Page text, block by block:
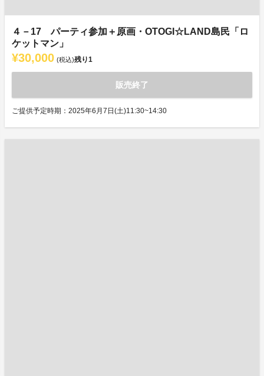
４－17 パーティ参加＋原画・OTOGI☆LAND島民「ロ
ケットマン」
¥30,000 (税込)残り1
販売終了
ご提供予定時期：2025年6月7日(土)11:30~14:30